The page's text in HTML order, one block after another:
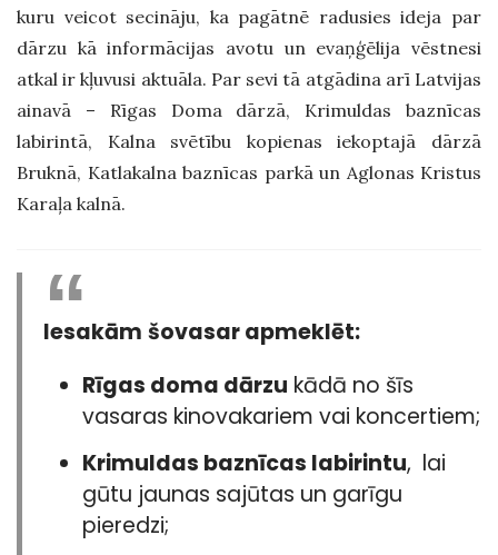
kuru veicot secināju, ka pagātnē radusies ideja par
dārzu kā informācijas avotu un evaņģēlija vēstnesi
atkal ir kļuvusi aktuāla. Par sevi tā atgādina arī Latvijas
ainavā – Rīgas Doma dārzā, Krimuldas baznīcas
labirintā, Kalna svētību kopienas iekoptajā dārzā
Bruknā, Katlakalna baznīcas parkā un Aglonas Kristus
Karaļa kalnā.
Iesakām šovasar apmeklēt:
Rīgas doma dārzu kādā no šīs
vasaras kinovakariem vai koncertiem;
Krimuldas baznīcas labirintu, lai
gūtu jaunas sajūtas un garīgu
pieredzi;